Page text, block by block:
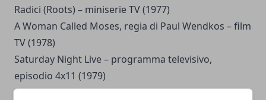
Radici (Roots) – miniserie TV (1977)
A Woman Called Moses, regia di Paul Wendkos – film
TV (1978)
Saturday Night Live – programma televisivo,
episodio 4x11 (1979)
The Marva Collins Story, regia di Peter Levin – film TV